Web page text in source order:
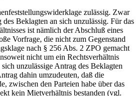
zulässig. Zwar
des Beklagten an sich unzulässig. Für das
ist nämlich der Abschluß eines
Vorfrage, die nicht zum Gegenstand
nach § 256 Abs. 2 ZPO gemacht
nicht um ein Rechtsverhältnis
unzulässige Antrag des Beklagten
dahin umzudeuten, daß die
zwischen den Parteien habe über das
kein Mietverhältnis bestanden (vgl.